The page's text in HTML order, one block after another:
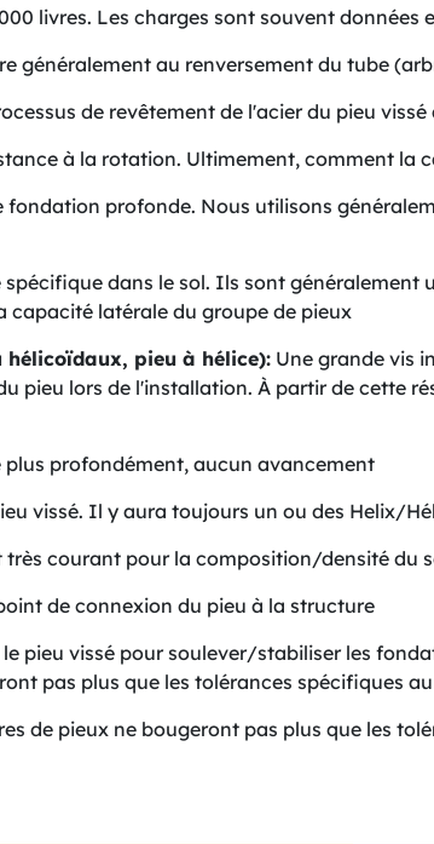
livres. Les charges sont souvent données
généralement au renversement du tube
de revêtement de l'acier du pieu
à la rotation. Ultimement, comment la
fondation profonde. Nous utilisons
dans le sol. Ils sont
capacité latérale du groupe de pieux
hélicoïdaux, pieu à hélice): Une grande vis
pieu lors de l'installation. À partir de cette
plus profondément, aucun avancement
vissé. Il y aura toujours un ou des Helix/
courant pour la composition/densité du
de connexion du pieu à la structure
pieu vissé pour soulever/stabiliser les
pas plus que les tolérances spécifiques
de pieux ne bougeront pas plus que les